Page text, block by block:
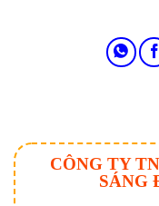
CÔNG TY
SÁNG